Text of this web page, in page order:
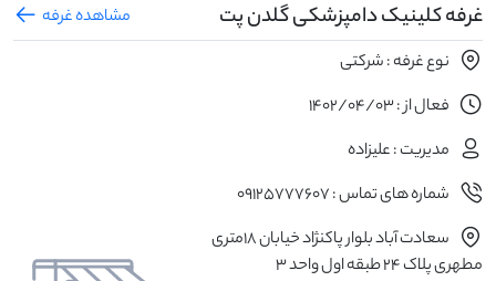
غرفه کلینیک دامپزشکی گلدن پت
مشاهده غرفه
نوع غرفه : شرکتی
فعال از : 1402/04/03
مدیریت : علیزاده
شماره های تماس : 09125777607
سعادت آباد بلوار پاکنژاد خیابان ۱۸متری
مطهری پلاک ۲۴ طبقه اول واحد ۳